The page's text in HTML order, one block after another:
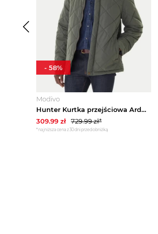
Modivo
Hunter Kurtka przejściowa Ardwell HARM0003252 Zielony Regular Fit
309.99 zł 729.99zł*
*najniższa cena z 30 dni przed obniżką
- 58%